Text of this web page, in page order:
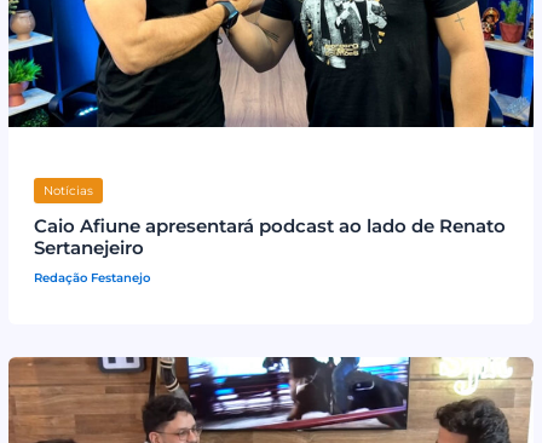
Notícias
Caio Afiune apresentará podcast ao lado de Renato
Sertanejeiro
Redação Festanejo